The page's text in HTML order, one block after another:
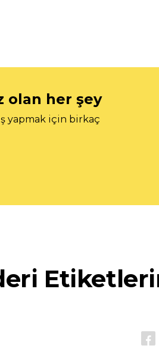
olan her şey
yapmak için birkaç